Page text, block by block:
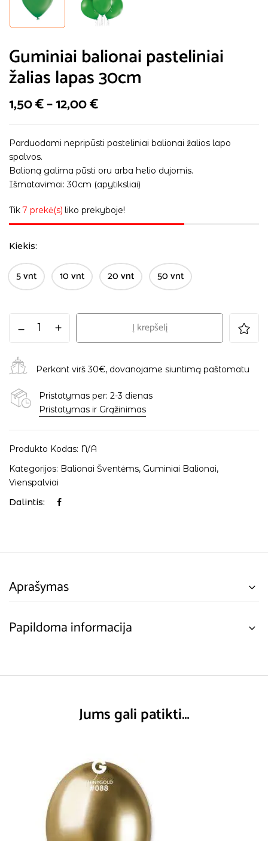
Guminiai balionai pasteliniai
žalias lapas 30cm
1,50€–12,00€
Parduodami nepripūsti pasteliniai balionai žalios lapo
spalvos.
Balioną galima pūsti oru arba helio dujomis.
Išmatavimai: 30cm (apytiksliai)
Tik7 prekė(s) liko prekyboje!
Kiekis
5 vnt 10 vnt 20 vnt 50 vnt
Į krepšelį
Perkant virš 30€, dovanojame siuntimą paštomatu
Pristatymas per: 2-3 dienas
Pristatymas ir Grąžinimas
Produkto Kodas: N/A
Kategorijos: Balionai Šventėms, Guminiai Balionai,
Vienspalviai
Dalintis:
Aprašymas
Papildoma informacija
Jums gali patikti…